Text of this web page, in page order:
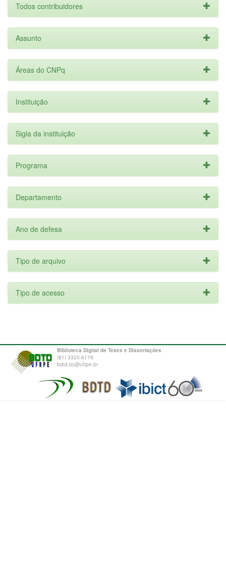
Todos contribuidores
Assunto
Áreas do CNPq
Instituição
Sigla da instituição
Programa
Departamento
Ano de defesa
Tipo de arquivo
Tipo de acesso
Biblioteca Digital de Teses e Dissertações
(81) 3320-6179
bdtd.bc@ufrpe.br